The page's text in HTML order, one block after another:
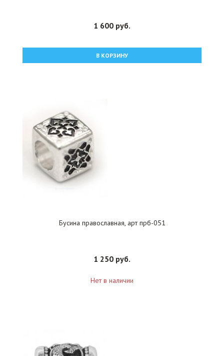
1 600 руб.
В КОРЗИНУ
Бусина православная, арт прб-051
1 250 руб.
Нет в наличии